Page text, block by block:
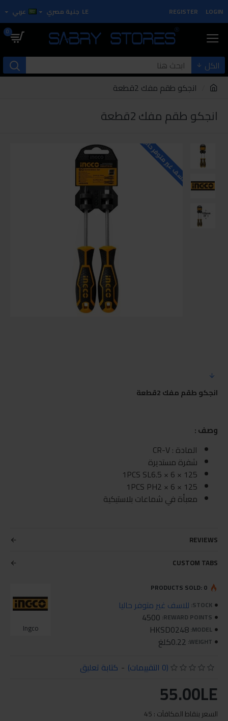
LOGIN
REGISTER
LE جنية مصري عربي
0
الكل
انجكو طقم مفك 2قطعة
انجكو طقم مفك 2قطعة
للاسف غير متوفر حاليا
انجكو طقم مفك 2قطعة
وصف :
المادة : CR-V
شفرة مستديرة
1PCS SL6.5 × 6 × 125
1PCS PH2 × 6 × 125
معبأة في شماعات بلاستيكية
REVIEWS
CUSTOM TABS
STOCK: للاسف غير متوفر حاليا
REWARD POINTS:
4500
MODEL:
HKSD0248
WEIGHT: 0.22كلغ
Ingco
PRODUCTS SOLD: 0
(0 التقييمات) - كتابة تعليق
55.00LE
السعر بنقاط المكافآت : 45